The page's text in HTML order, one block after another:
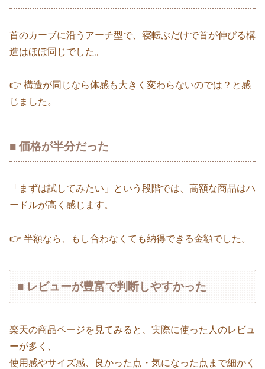
首のカーブに沿うアーチ型で、寝転ぶだけで首が伸びる構
造はほぼ同じでした。
👉 構造が同じなら体感も大きく変わらないのでは？と感
じました。
■ 価格が半分だった
「まずは試してみたい」という段階では、高額な商品はハ
ードルが高く感じます。
👉 半額なら、もし合わなくても納得できる金額でした。
■ レビューが豊富で判断しやすかった
楽天の商品ページを見てみると、実際に使った人のレビュ
ーが多く、
使用感やサイズ感、良かった点・気になった点まで細かく